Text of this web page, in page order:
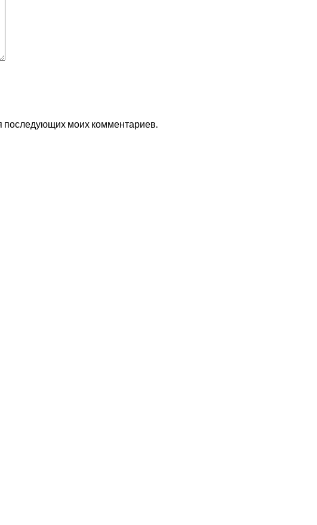
последующих моих комментариев.